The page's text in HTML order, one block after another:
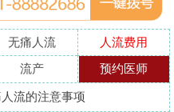
哪家好
专业
医院
无痛人流
人流费用
流产 预约医师
流的注意事项